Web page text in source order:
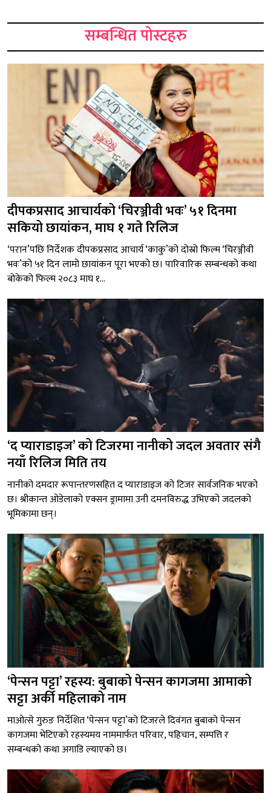
सम्बन्धित पोस्टहरु
दीपकप्रसाद आचार्यको ‘चिरञ्जीवी भवः’ ५१ दिनमा
सकियो छायांकन, माघ १ गते रिलिज
‘परान’पछि निर्देशक दीपकप्रसाद आचार्य ‘काकु’को दोस्रो फिल्म ‘चिरञ्जीवी
भवः’को ५१ दिन लामो छायांकन पूरा भएको छ। पारिवारिक सम्बन्धको कथा
बोकेको फिल्म २०८३ माघ १...
‘द प्याराडाइज’ को टिजरमा नानीको जदल अवतार संगै
नयाँ रिलिज मिति तय
नानीको दमदार रूपान्तरणसहित द प्याराडाइज को टिजर सार्वजनिक भएको
छ। श्रीकान्त ओडेलाको एक्सन ड्रामामा उनी दमनविरुद्ध उभिएको जदलको
भूमिकामा छन्।
‘पेन्सन पट्टा’ रहस्य: बुबाको पेन्सन कागजमा आमाको
सट्टा अर्की महिलाको नाम
माओत्से गुरुङ निर्देशित ‘पेन्सन पट्टा’को टिजरले दिवंगत बुबाको पेन्सन
कागजमा भेटिएको रहस्यमय नाममार्फत परिवार, पहिचान, सम्पत्ति र
सम्बन्धको कथा अगाडि ल्याएको छ।